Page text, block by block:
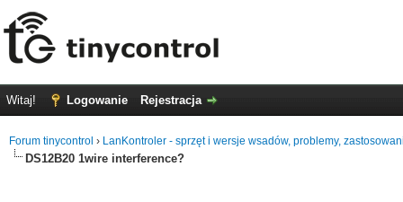
Witaj! Logowanie Rejestracja
Forum tinycontrol › LanKontroler - sprzęt i wersje wsadów, problemy,
DS12B20 1wire interference?